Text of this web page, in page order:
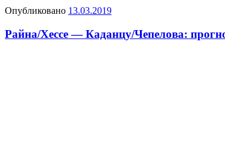
Опубликовано 13.03.2019
Райна/Хессе — Каданцу/Чепелова: